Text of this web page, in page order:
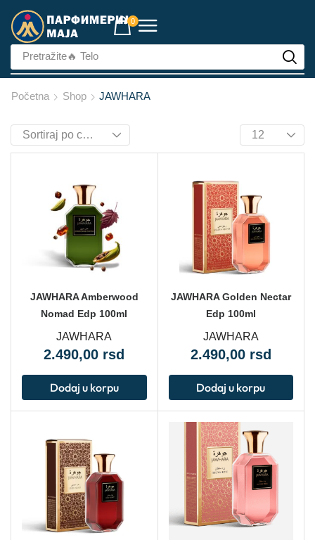
0
Pretražite🔥 Telo
Početna Shop JAWHARA
JAWHARA Amberwood
Nomad Edp 100ml
JAWHARA
2.490,00 rsd
Dodaj u korpu
JAWHARA Golden Nectar
Edp 100ml
JAWHARA
2.490,00 rsd
Dodaj u korpu